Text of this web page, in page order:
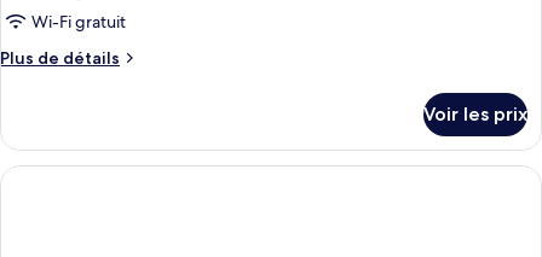
pour
ce
chambre :
Chambre
Deluxe
Wi-Fi gratuit
Plus de détails
Plus
le
type
de
Voir les prix